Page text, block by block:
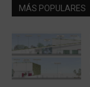
MÁS POPULARES